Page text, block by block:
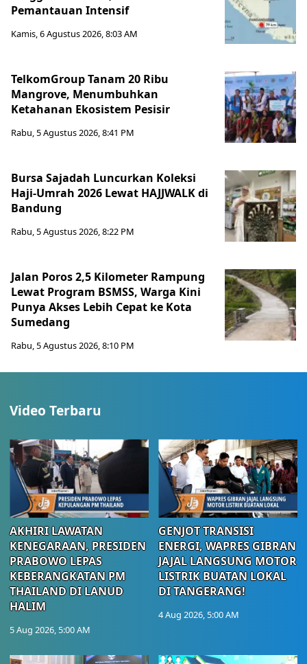
Pemantauan Intensif
Kamis, 6 Agustus 2026, 8:03 AM
TelkomGroup Tanam 20 Ribu
Mangrove, Menumbuhkan
Ketahanan Ekosistem Pesisir
Rabu, 5 Agustus 2026, 8:41 PM
Bursa Sajadah Luncurkan Koleksi
Haji-Umrah 2026 Lewat HAJJWALK di
Bandung
Rabu, 5 Agustus 2026, 8:22 PM
Jalan Poros 2,5 Kilometer Rampung
Lewat Program BSMSS, Warga Kini
Punya Akses Lebih Cepat ke Kota
Sumedang
Rabu, 5 Agustus 2026, 8:10 PM
Video Terbaru
AKHIRI LAWATAN
KENEGARAAN, PRESIDEN
PRABOWO LEPAS
KEBERANGKATAN PM
THAILAND DI LANUD
HALIM
5 Aug 2026, 5:00 AM
GENJOT TRANSISI
ENERGI, WAPRES GIBRAN
JAJAL LANGSUNG MOTOR
LISTRIK BUATAN LOKAL
DI TANGERANG!
4 Aug 2026, 5:00 AM